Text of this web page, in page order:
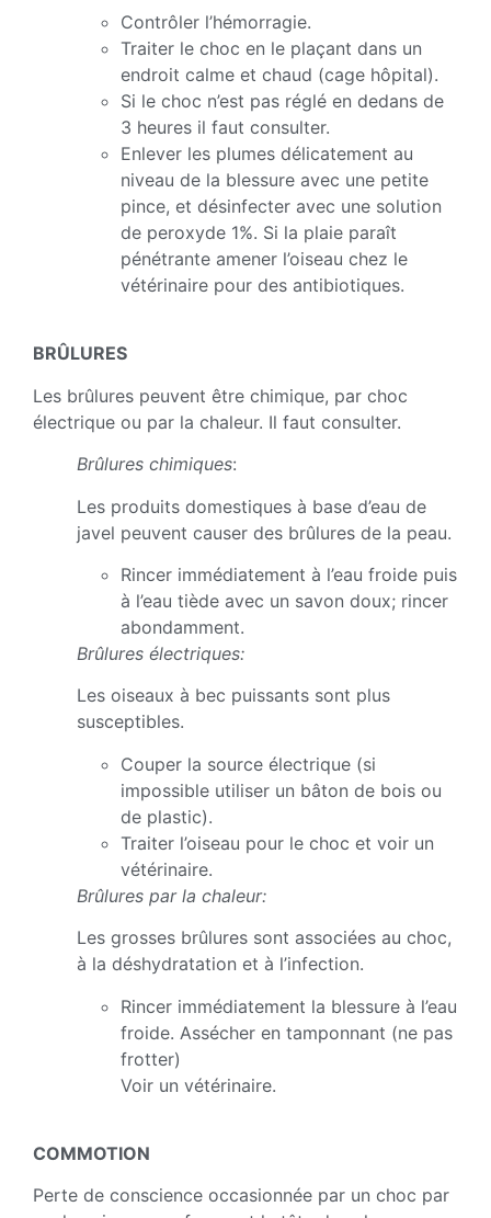
Contrôler l’hémorragie.
Traiter le choc en le plaçant dans un
endroit calme et chaud (cage hôpital).
Si le choc n’est pas réglé en dedans de
3 heures il faut consulter.
Enlever les plumes délicatement au
niveau de la blessure avec une petite
pince, et désinfecter avec une solution
de peroxyde 1%. Si la plaie paraît
pénétrante amener l’oiseau chez le
vétérinaire pour des antibiotiques.
BRÛLURES
Les brûlures peuvent être chimique, par choc
électrique ou par la chaleur. Il faut consulter.
Brûlures chimiques:
Les produits domestiques à base d’eau de
javel peuvent causer des brûlures de la peau.
Rincer immédiatement à l’eau froide puis
à l’eau tiède avec un savon doux; rincer
abondamment.
Brûlures électriques:
Les oiseaux à bec puissants sont plus
susceptibles.
Couper la source électrique (si
impossible utiliser un bâton de bois ou
de plastic).
Traiter l’oiseau pour le choc et voir un
vétérinaire.
Brûlures par la chaleur:
Les grosses brûlures sont associées au choc,
à la déshydratation et à l’infection.
Rincer immédiatement la blessure à l’eau
froide. Assécher en tamponnant (ne pas
frotter)
Voir un vétérinaire.
COMMOTION
Perte de conscience occasionnée par un choc par